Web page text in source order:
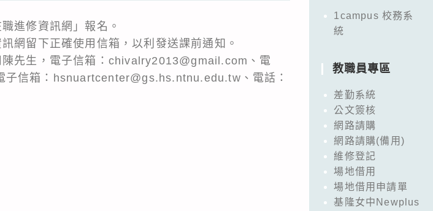
進修資訊網」報名。
網留下正確使用信箱，以利發送課前通知。
先生，電子信箱：chivalry2013@gmail.com、電
信箱：hsnuartcenter@gs.hs.ntnu.edu.tw、電話：
1campus 校務系
統
教職員專區
差勤系統
公文簽核
網路請購
網路請購(備用)
維修登記
場地借用
場地借用申請單
基隆女中Newplus